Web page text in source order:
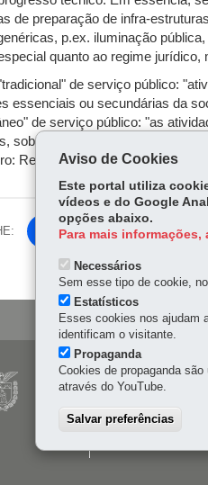
de preparação de infra-
p.ex. iluminação
quanto ao regime
de serviço público:
essenciais ou secundárias da
de serviço público: "as
sob regime jurídico próprio a
Renovar, 2000).
Fa
bo
ok
Tw
itt
er
CELEPAR
Rua Mateus Leme,
41 3200-5000
Aviso de Cookies
Este portal utiliza
vídeos e do Google
opções abaixo.
Para mais
Necessários
Sem esse tipo de cookie,
Estatísticos
Esses cookies nos ajudam
identificam o visitante.
Propaganda
Cookies de propaganda
através do YouTube.
Salvar preferências